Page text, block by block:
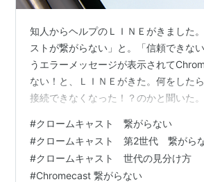
知人からヘルプのＬＩＮＥがきました
ストが繋がらない」と。「信頼できな
うエラーメッセージが表示されて
ない！と、ＬＩＮＥがきた。何をした
接続できなくなった！？のかと聞いた
らしい。あれこそとＬＩＮＥをしてい
定する画面が通常ではない。クローム
障か！？・・・と思ったが、どうやら
#クロームキャスト 繋がらない
#クロームキャスト 第2世代 繋がら
#クロームキャスト 世代の見分け方
#Chromecast 繋がらない